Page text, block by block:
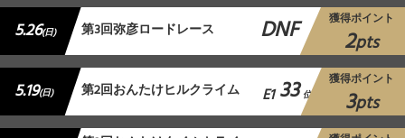
5.26(日) 第3回弥彦ロードレース DNF 獲得ポイント
2pts
5.19(日) 第2回おんたけヒルクライム E1 33 位
獲得ポイント
3pts